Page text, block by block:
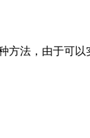
方法，由于可